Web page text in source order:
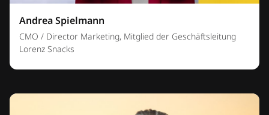
Andrea Spielmann
CMO / Director Marketing, Mitglied der Geschäftsleitung
Lorenz Snacks